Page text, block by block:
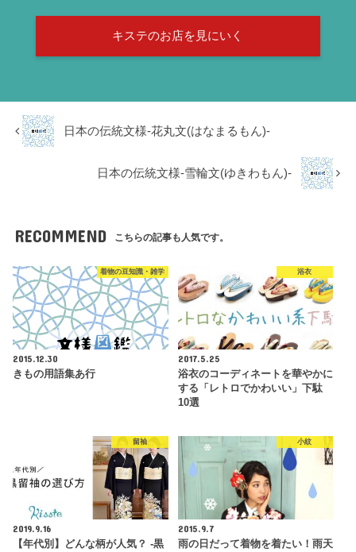
キステのお店を見にいく
日本の伝統文様-花丸文(はなまるもん)-
日本の伝統文様-雪輪文(ゆきわもん)-
RECOMMEND こちらの記事も人気です。
着物の豆知識・雑学
2015.12.30
きもの用語集あ行
浴衣
2017.5.25
浴衣のコーディネートを華やかに
する「レトロでかわいい」下駄
10選
留袖
2019.9.16
【年代別】どんな柄が人気？ -黒
小紋
2015.9.7
雨の日だって着物を着たい！雨天